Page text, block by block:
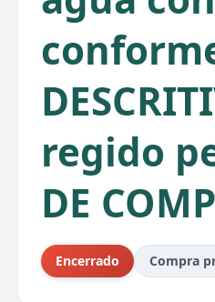
regido
DE
Encerrado Compra